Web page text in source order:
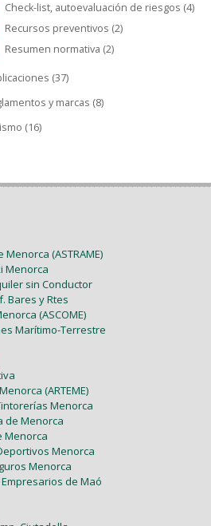
Check-list, autoevaluación de riesgos (4)
Recursos preventivos (2)
Resumen normativa (2)
(37)
y marcas (8)
(16)
Menorca (ASTRAME)
Menorca
sin Conductor
Bares y Rtes
(ASCOME)
Marítimo-Terrestre
(ARTEME)
Menorca
de Menorca
Menorca
Menorca
Menorca
de Maó